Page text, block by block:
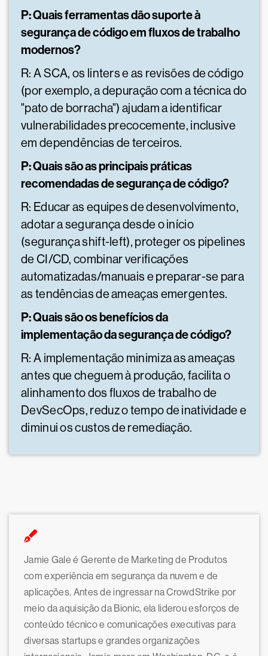
P: Quais ferramentas dão suporte à
segurança de código em fluxos de trabalho
modernos?
R: A SCA, os linters e as revisões de código
(por exemplo, a depuração com a técnica do
"pato de borracha") ajudam a identificar
vulnerabilidades precocemente, inclusive
em dependências de terceiros.
P: Quais são as principais práticas
recomendadas de segurança de código?
R: Educar as equipes de desenvolvimento,
adotar a segurança desde o início
(segurança shift-left), proteger os pipelines
de CI/CD, combinar verificações
automatizadas/manuais e preparar-se para
as tendências de ameaças emergentes.
P: Quais são os benefícios da
implementação da segurança de código?
R: A implementação minimiza as ameaças
antes que cheguem à produção, facilita o
alinhamento dos fluxos de trabalho de
DevSecOps, reduz o tempo de inatividade e
diminui os custos de remediação.
Jamie Gale é Gerente de Marketing de Produtos
com experiência em segurança da nuvem e de
aplicações. Antes de ingressar na CrowdStrike por
meio da aquisição da Bionic, ela liderou esforços de
conteúdo técnico e comunicações executivas para
diversas startups e grandes organizações